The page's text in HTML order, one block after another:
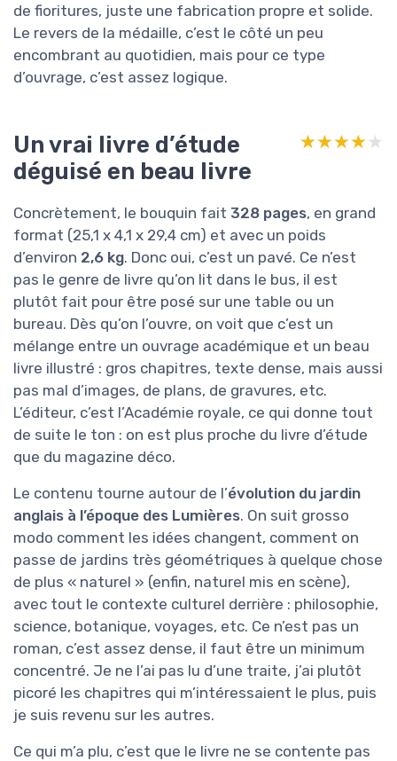
de fioritures, juste une fabrication propre et solide.
Le revers de la médaille, c’est le côté un peu
encombrant au quotidien, mais pour ce type
d’ouvrage, c’est assez logique.
Un vrai livre d’étude
déguisé en beau livre
★★★★★
★★★★★
Concrètement, le bouquin fait 328 pages, en grand
format (25,1 x 4,1 x 29,4 cm) et avec un poids
d’environ 2,6 kg. Donc oui, c’est un pavé. Ce n’est
pas le genre de livre qu’on lit dans le bus, il est
plutôt fait pour être posé sur une table ou un
bureau. Dès qu’on l’ouvre, on voit que c’est un
mélange entre un ouvrage académique et un beau
livre illustré : gros chapitres, texte dense, mais aussi
pas mal d’images, de plans, de gravures, etc.
L’éditeur, c’est l’Académie royale, ce qui donne tout
de suite le ton : on est plus proche du livre d’étude
que du magazine déco.
Le contenu tourne autour de l’évolution du jardin
anglais à l’époque des Lumières. On suit grosso
modo comment les idées changent, comment on
passe de jardins très géométriques à quelque chose
de plus « naturel » (enfin, naturel mis en scène),
avec tout le contexte culturel derrière : philosophie,
science, botanique, voyages, etc. Ce n’est pas un
roman, c’est assez dense, il faut être un minimum
concentré. Je ne l’ai pas lu d’une traite, j’ai plutôt
picoré les chapitres qui m’intéressaient le plus, puis
je suis revenu sur les autres.
Ce qui m’a plu, c’est que le livre ne se contente pas